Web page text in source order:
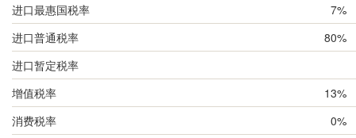
进口最惠国税率
7%
进口普通税率
80%
进口暂定税率
增值税率
13%
消费税率
0%